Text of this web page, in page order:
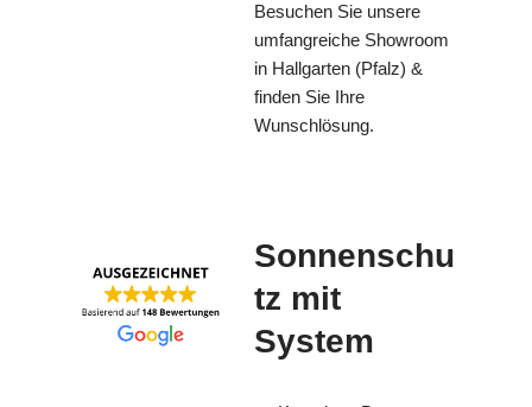
Besuchen Sie unsere
umfangreiche Showroom
in Hallgarten (Pfalz) &
finden Sie Ihre
Wunschlösung.
Sonnenschu
tz mit
System